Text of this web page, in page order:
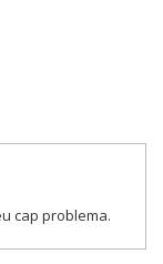
cap problema.